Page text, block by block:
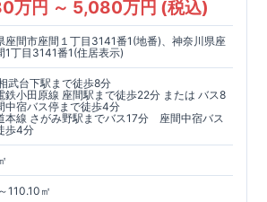
万円 ～ 5,080万円 (税込)
座間市座間１丁目3141番1(地番)、神奈川県座
1丁目3141番1(住居表示)
武台下駅まで徒歩8分
鉄小田原線 座間駅まで徒歩22分 または バス8
宿バス停まで徒歩4分
本線 さがみ野駅までバス17分 座間中宿バス
歩4分
110.10㎡